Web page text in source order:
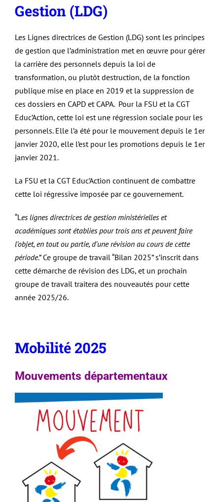
Gestion (LDG)
Les Lignes directrices de Gestion (LDG) sont les principes
de gestion que l’administration met en œuvre pour gérer
la carrière des personnels depuis la loi de
transformation, ou plutôt destruction, de la fonction
publique mise en place en 2019 et la suppression de
ces dossiers en CAPD et CAPA. Pour la FSU et la CGT
Educ’Action, cette loi est une régression sociale pour les
personnels. Elle l’a été pour le mouvement depuis le 1er
janvier 2020, elle l’est pour les promotions depuis le 1er
janvier 2021.
La FSU et la CGT Educ’Action continuent de combattre
cette loi régressive imposée par ce gouvernement.
“Les lignes directrices de gestion ministérielles et
académiques sont établies pour trois ans et peuvent faire
l’objet, en tout ou partie, d’une révision au cours de cette
période.” Ce groupe de travail “Bilan 2025” s’inscrit dans
cette démarche de révision des LDG, et un prochain
groupe de travail traitera des nouveautés pour cette
année 2025/26.
Mobilité 2025
Mouvements départementaux